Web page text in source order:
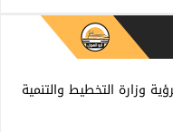
وزارة التخطيط والتنمية